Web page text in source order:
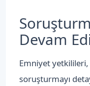
Devam
Emniyet yetkilileri,
soruşturmayı